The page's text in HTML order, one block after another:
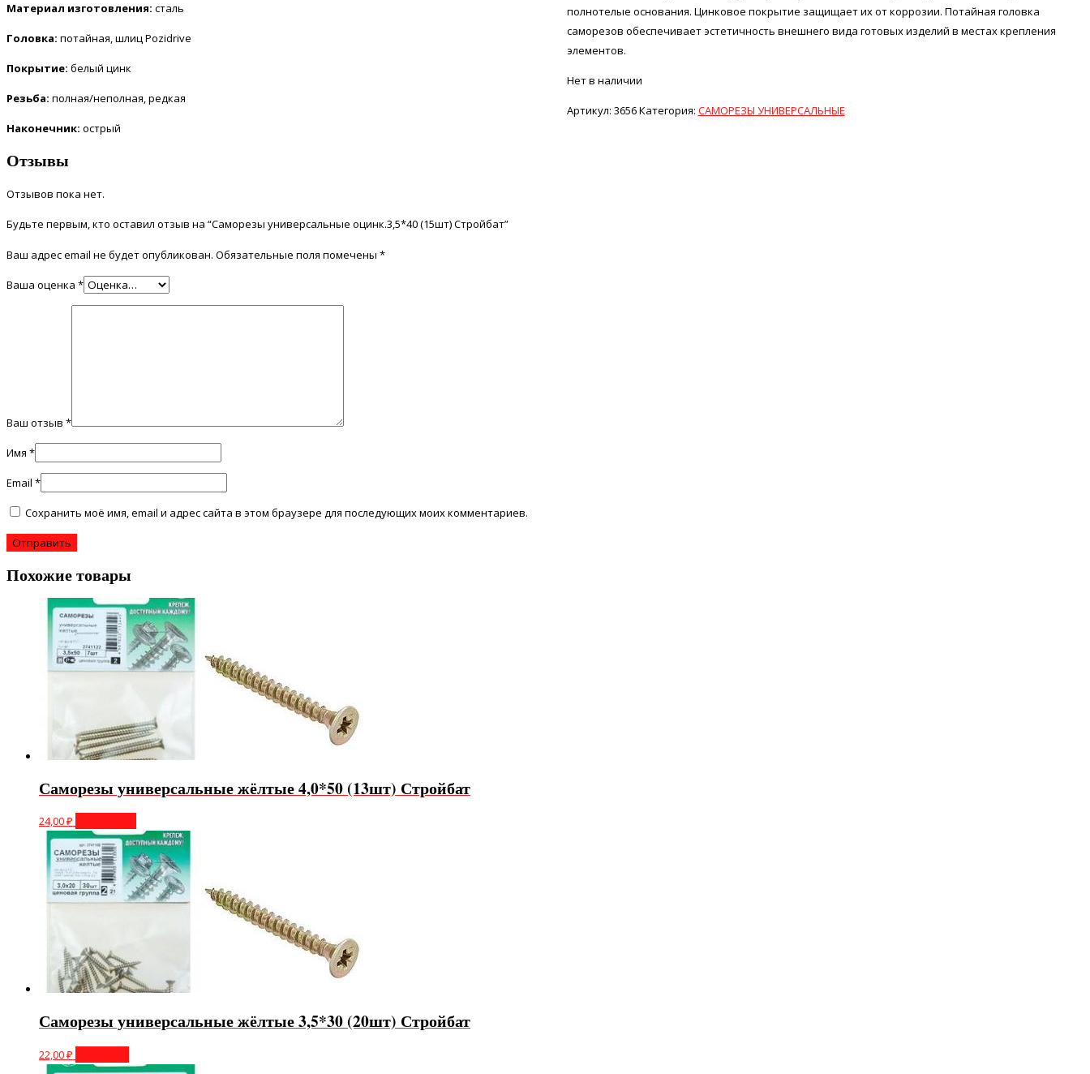
полнотелые основания. Цинковое покрытие защищает их от коррозии. Потайная головка
саморезов обеспечивает эстетичность внешнего вида готовых изделий в местах крепления
элементов.
Нет в наличии
Артикул: 3656Категория: САМОРЕЗЫ УНИВЕРСАЛЬНЫЕ
Материал изготовления: сталь
Головка: потайная, шлиц Pozidrive
Покрытие: белый цинк
Резьба: полная/неполная, редкая
Наконечник: острый
Отзывы
Отзывов пока нет.
Будьте первым, кто оставил отзыв на “Саморезы универсальные оцинк.3,5*40 (15шт) Стройбат”
Ваш адрес email не будет опубликован. Обязательные поля помечены *
Ваша оценка *
Ваш отзыв *
Имя *
Email *
Сохранить моё имя, email и адрес сайта в этом браузере для последующих моих комментариев.
Похожие товары
Саморезы универсальные жёлтые 4,0*50 (13шт) Стройбат
24,00₽
Саморезы универсальные жёлтые 3,5*30 (20шт) Стройбат
22,00₽